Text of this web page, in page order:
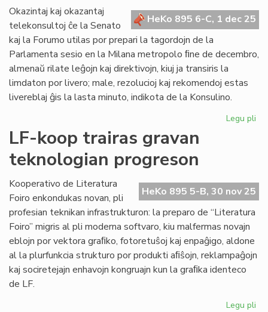
"banko"
funkcios
fonduso
HeKo 895 6-C, 1 dec 25
Okazintaj kaj okazantaj
telekonsultoj ĉe la Senato
kaj la Forumo utilas por prepari la tagordojn de la
Parlamenta sesio en la Milana metropolo ﬁne de decembro,
almenaŭ rilate leĝojn kaj direktivojn, kiuj ja transiris la
limdaton por livero; male, rezolucioj kaj rekomendoj estas
livereblaj ĝis la lasta minuto, indikota de la Konsulino.
Legu pli
por
LF-koop trairas gravan
teknologian progreson
HeKo 895 5-B, 30 nov 25
Kooperativo de Literatura
Foiro enkondukas novan, pli
profesian teknikan infrastrukturon: la preparo de “Literatura
Foiro” migris al pli moderna softvaro, kiu malfermas novajn
eblojn por vektora graﬁko, fotoretuŝoj kaj enpaĝigo, aldone
al la plurfunkcia strukturo por produkti aﬁŝojn, reklampaĝojn
kaj sociretejajn enhavojn kongruajn kun la graﬁka identeco
de LF.
Legu pli